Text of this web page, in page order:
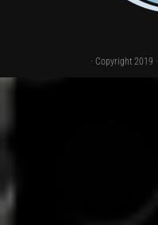
· Copyright 2019 ·